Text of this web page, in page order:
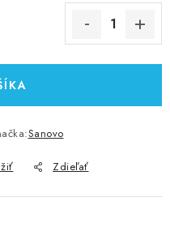
Sanovo
Zdieľať